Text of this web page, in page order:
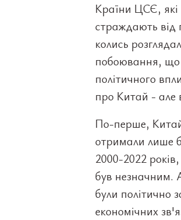
Країни ЦСЄ,
страждають від
колись
побоювання, що
політичного
про Китай - але
По-перше,
отримали лише
2000-2022
був незначним.
були політично
економічних